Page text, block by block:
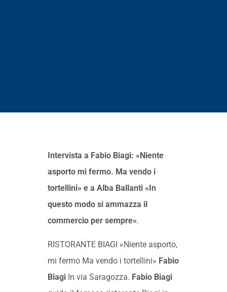
Intervista a Fabio Biagi: «Niente
asporto mi fermo. Ma vendo i
tortellini» e a Alba Ballanti «In
questo modo si ammazza il
commercio per sempre».
RISTORANTE BIAGI «Niente asporto,
mi fermo Ma vendo i tortellini» Fabio
BiagiIn via Saragozza. Fabio Biagi